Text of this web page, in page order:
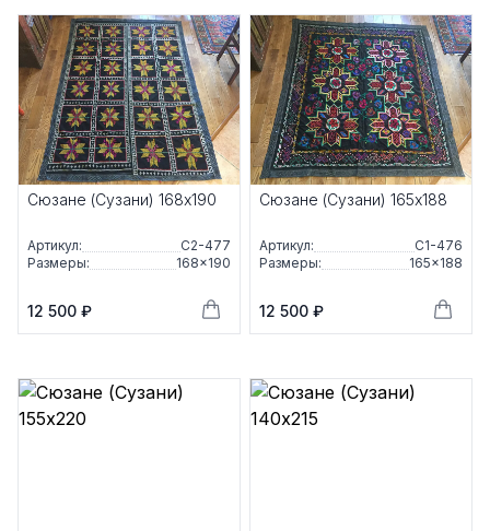
Сюзане (Сузани) 168x190
Артикул:
С2-477
Размеры:
168×190
12 500 ₽
Сюзане (Сузани) 165x188
Артикул:
С1-476
Размеры:
165×188
12 500 ₽